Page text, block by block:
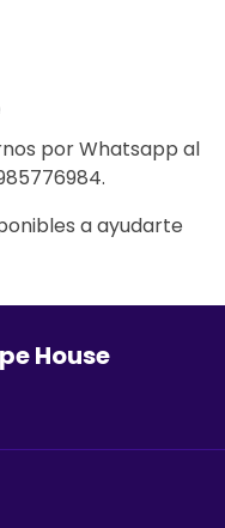
por Whatsapp al
a ayudarte
House